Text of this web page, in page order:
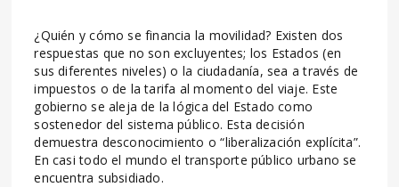
¿Quién y cómo se financia la movilidad? Existen dos
respuestas que no son excluyentes; los Estados (en
sus diferentes niveles) o la ciudadanía, sea a través de
impuestos o de la tarifa al momento del viaje. Este
gobierno se aleja de la lógica del Estado como
sostenedor del sistema público. Esta decisión
demuestra desconocimiento o “liberalización explícita”.
En casi todo el mundo el transporte público urbano se
encuentra subsidiado.